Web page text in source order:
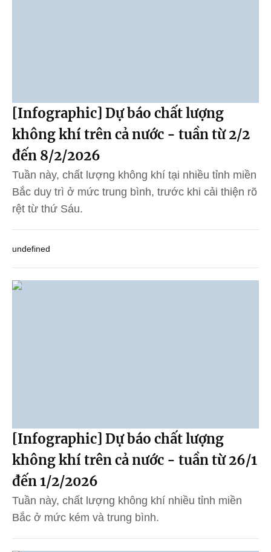
[Infographic] Dự báo chất lượng
không khí trên cả nước - tuần từ 2/2
đến 8/2/2026
Tuần này, chất lượng không khí tại nhiều tỉnh miền
Bắc duy trì ở mức trung bình, trước khi cải thiện rõ
rệt từ thứ Sáu.
undefined
[Infographic] Dự báo chất lượng
không khí trên cả nước - tuần từ 26/1
đến 1/2/2026
Tuần này, chất lượng không khí nhiều tỉnh miền
Bắc ở mức kém và trung bình.